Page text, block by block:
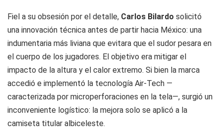
Fiel a su obsesión por el detalle, Carlos Bilardo solicitó
una innovación técnica antes de partir hacia México: una
indumentaria más liviana que evitara que el sudor pesara en
el cuerpo de los jugadores. El objetivo era mitigar el
impacto de la altura y el calor extremo. Si bien la marca
accedió e implementó la tecnología Air-Tech —
caracterizada por microperforaciones en la tela—, surgió un
inconveniente logístico: la mejora solo se aplicó a la
camiseta titular albiceleste.